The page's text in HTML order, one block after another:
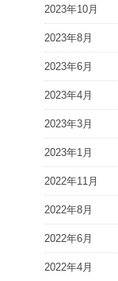
2023年10月
2023年8月
2023年6月
2023年4月
2023年3月
2023年1月
2022年11月
2022年8月
2022年6月
2022年4月